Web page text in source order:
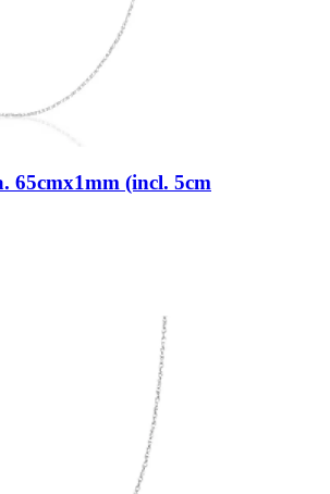
65cmx1mm (incl. 5cm